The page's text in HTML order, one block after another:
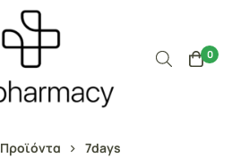
0
Προϊόντα 7days